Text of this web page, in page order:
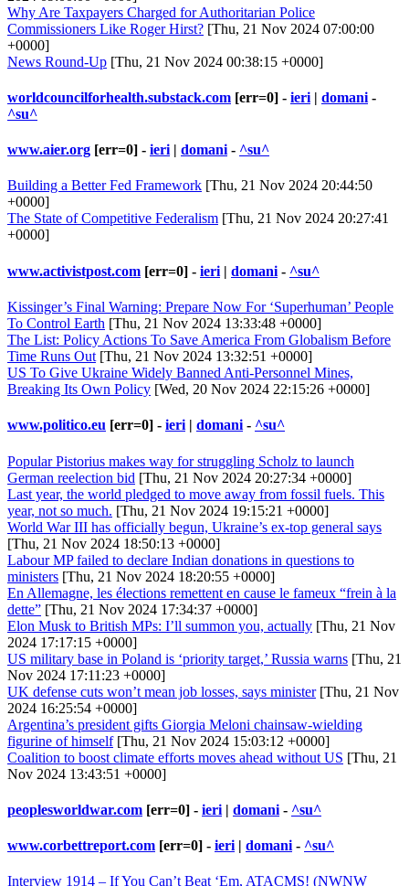
Why Are Taxpayers Charged for Authoritarian Police
Commissioners Like Roger Hirst? [Thu, 21 Nov 2024 07:00:00
+0000]
News Round-Up [Thu, 21 Nov 2024 00:38:15 +0000]
worldcouncilforhealth.substack.com [err=0] - ieri | domani -
^su^
www.aier.org [err=0] - ieri | domani - ^su^
Building a Better Fed Framework [Thu, 21 Nov 2024 20:44:50
+0000]
The State of Competitive Federalism [Thu, 21 Nov 2024 20:27:41
+0000]
www.activistpost.com [err=0] - ieri | domani - ^su^
Kissinger’s Final Warning: Prepare Now For ‘Superhuman’ People
To Control Earth [Thu, 21 Nov 2024 13:33:48 +0000]
The List: Policy Actions To Save America From Globalism Before
Time Runs Out [Thu, 21 Nov 2024 13:32:51 +0000]
US To Give Ukraine Widely Banned Anti-Personnel Mines,
Breaking Its Own Policy [Wed, 20 Nov 2024 22:15:26 +0000]
www.politico.eu [err=0] - ieri | domani - ^su^
Popular Pistorius makes way for struggling Scholz to launch
German reelection bid [Thu, 21 Nov 2024 20:27:34 +0000]
Last year, the world pledged to move away from fossil fuels. This
year, not so much. [Thu, 21 Nov 2024 19:15:21 +0000]
World War III has officially begun, Ukraine’s ex-top general says
[Thu, 21 Nov 2024 18:50:13 +0000]
Labour MP failed to declare Indian donations in questions to
ministers [Thu, 21 Nov 2024 18:20:55 +0000]
En Allemagne, les élections remettent en cause le fameux “frein à la
dette” [Thu, 21 Nov 2024 17:34:37 +0000]
Elon Musk to British MPs: I’ll summon you, actually [Thu, 21 Nov
2024 17:17:15 +0000]
US military base in Poland is ‘priority target,’ Russia warns [Thu, 21
Nov 2024 17:11:23 +0000]
UK defense cuts won’t mean job losses, says minister[Thu, 21 Nov
2024 16:25:54 +0000]
Argentina’s president gifts Giorgia Meloni chainsaw-wielding
figurine of himself[Thu, 21 Nov 2024 15:03:12 +0000]
Coalition to boost climate efforts moves ahead without US [Thu, 21
Nov 2024 13:43:51 +0000]
peoplesworldwar.com [err=0] - ieri | domani - ^su^
www.corbettreport.com [err=0] - ieri | domani - ^su^
Interview 1914 – If You Can’t Beat ‘Em, ATACMS! (NWNW